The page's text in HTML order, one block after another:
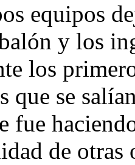
equipos
y los
los
que se
fue
de otras